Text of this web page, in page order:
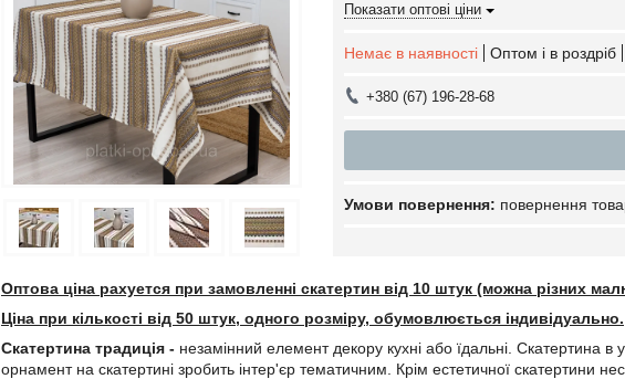
Показати оптові ціни
Немає в наявності Оптом і в роздріб
+380 (67) 196-28-68
повернення
Оптова ціна рахуется при замовленні скатертин від 10 штук (можна різних
Ціна при кількості від 50 штук, одного розміру, обумовлюється індивідуально.
Скатертина традиція - незамінний елемент декору кухні або їдальні. Скатертина в
орнамент на скатертині зробить інтер'єр тематичним. Крім естетичної скатертини